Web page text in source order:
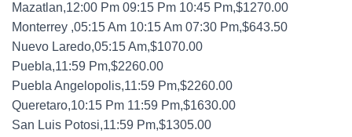
Mazatlan,12:00 Pm 09:15 Pm 10:45 Pm,$1270.00
Monterrey ,05:15 Am 10:15 Am 07:30 Pm,$643.50
Nuevo Laredo,05:15 Am,$1070.00
Puebla,11:59 Pm,$2260.00
Puebla Angelopolis,11:59 Pm,$2260.00
Queretaro,10:15 Pm 11:59 Pm,$1630.00
San Luis Potosi,11:59 Pm,$1305.00